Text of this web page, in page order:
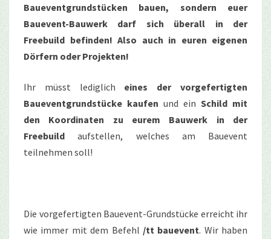
Baueventgrundstücken bauen, sondern euer
Bauevent-Bauwerk darf sich überall in der
Freebuild befinden! Also auch in euren eigenen
Dörfern oder Projekten!
Ihr müsst lediglich eines der vorgefertigten
Baueventgrundstücke kaufen und ein Schild mit
den Koordinaten zu eurem Bauwerk in der
Freebuild aufstellen, welches am Bauevent
teilnehmen soll!
Die vorgefertigten Bauevent-Grundstücke erreicht ihr
wie immer mit dem Befehl /tt bauevent. Wir haben